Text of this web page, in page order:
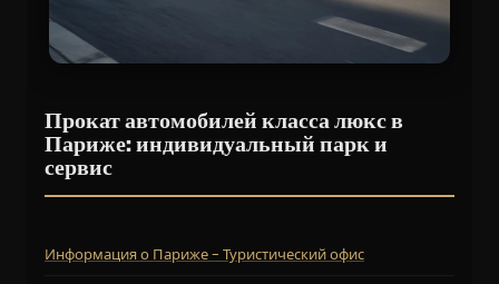
Прокат автомобилей класса люкс в
Париже: индивидуальный парк и
сервис
Информация о Париже - Туристический офис